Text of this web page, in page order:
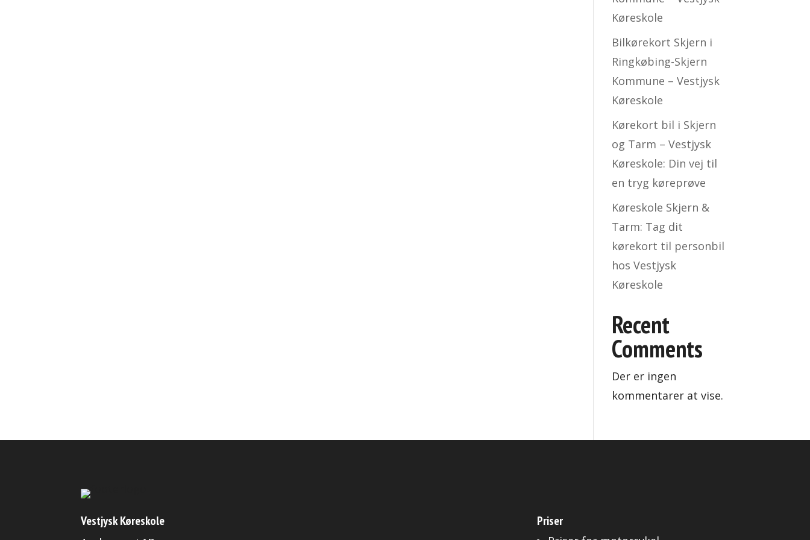
Køreskole
Bilkørekort Skjern i
Ringkøbing-Skjern
Kommune – Vestjysk
Køreskole
Kørekort bil i Skjern
og Tarm – Vestjysk
Køreskole: Din vej til
en tryg køreprøve
Køreskole Skjern &
Tarm: Tag dit
kørekort til personbil
hos Vestjysk
Køreskole
Recent
Comments
Der er ingen
kommentarer at vise.
Vestjysk Køreskole Priser